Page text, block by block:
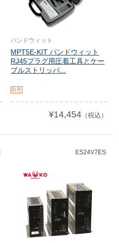
パンドウィット
MPT5E-KIT パンドウィット
RJ45プラグ用圧着工具とケー
ブルストリッパ...
取寄
¥14,454（税込）
ES24V7ES